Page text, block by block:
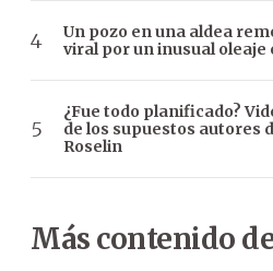
Un pozo en una aldea
viral por un inusual oleaje
¿Fue todo planificado?
de los supuestos autores
Roselin
Más contenido